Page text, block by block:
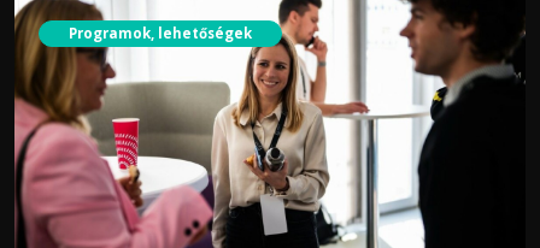
Programok, lehetőségek